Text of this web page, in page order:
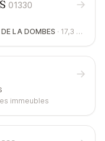
01330
LA DOMBES · 17,3 %
immeubles